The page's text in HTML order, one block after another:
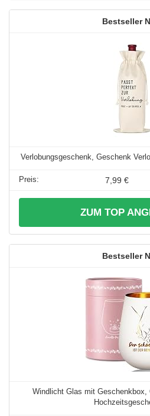
Verlobungsgeschenk, Geschenk
7,99 €
ZUM TOP
Windlicht Glas mit Geschenkbox,